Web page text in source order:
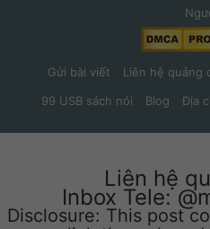
Gửi bài viết Liên hệ quảng
99 USB sách nói
Blog Địa
Liên hệ
Inbox Tele:
Disclosure: This post